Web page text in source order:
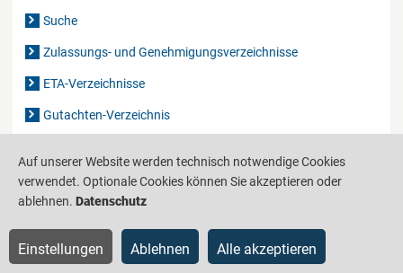
Suche
Zulassungs- und Genehmigungsverzeichnisse
ETA-Verzeichnisse
Gutachten-Verzeichnis
IS-ARGEBAU
Barrierefreiheit Datenschutz
Auf unserer Website werden technisch notwendige Cookies
verwendet. Optionale Cookies können Sie akzeptieren oder
ablehnen. Datenschutz
Einstellungen Ablehnen Alle akzeptieren